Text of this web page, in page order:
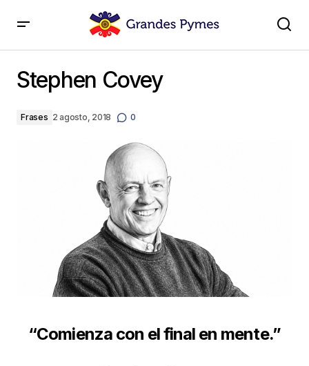
Stephen Covey
Frases 2 agosto, 2018 0
“Comienza con el final en mente.”